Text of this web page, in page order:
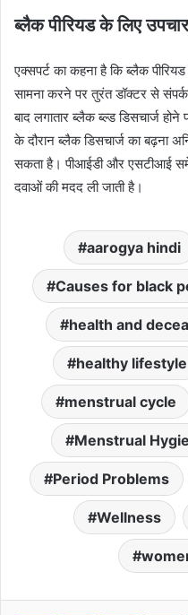
ब्लैक पीरियड के लिए उपचार
एक्सपर्ट का कहना है कि ब्लैक
सामना करने पर तुरंत डॉक्टर से
बाद लगातार ब्लैक ब्ल्ड डिसचार्ज
के दौरान ब्लैक डिसचार्ज का बढ़ना
सकता है। पीआईडी और एसटीआई
दवाओं की मदद ली जाती है।
aarogya hindi
Causes for black
health and
healthy lifestyle
menstrual cycle
Menstrual
Period Problems
Wellness